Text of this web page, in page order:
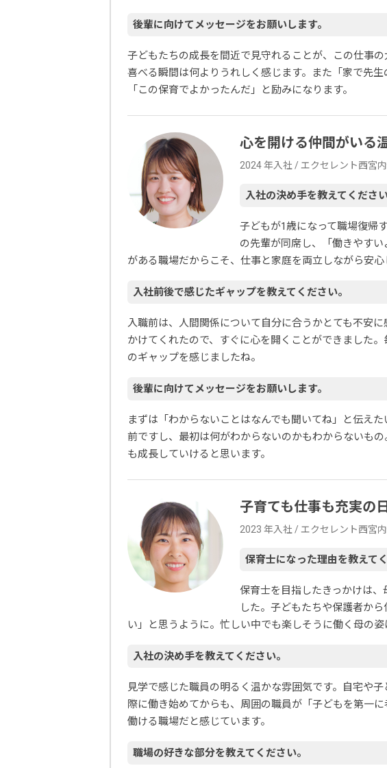
後輩に向けてメッセージをお願いします。
子どもたちの成長を間近で見守れることが、この仕事
喜べる瞬間は何よりうれしく感じます。また「家で先
「この保育でよかったんだ」と励みになります。
心を開ける仲間がいる
2024 年入社 / エクセレント西宮
入社の決め手を教えてください
子どもが1歳になって職場復帰
の先輩が同席し、「働きやす
がある職場だからこそ、仕事と家庭を両立しながら安心
入社前後で感じたギャップを教えてください。
入職前は、人間関係について自分に合うかとても不安
かけてくれたので、すぐに心を開くことができました
のギャップを感じましたね。
後輩に向けてメッセージをお願いします。
まずは「わからないことはなんでも聞いてね」と伝え
前ですし、最初は何がわからないのかもわからないも
も成長していけると思います。
子育ても仕事も充実の
2023 年入社 / エクセレント西宮
保育士になった理由を教えてく
保育士を目指したきっかけは
した。子どもたちや保護者か
い」と思うように。忙しい中でも楽しそうに働く母の姿
入社の決め手を教えてください。
見学で感じた職員の明るく温かな雰囲気です。自宅や
際に働き始めてからも、周囲の職員が「子どもを第一
働ける職場だと感じています。
職場の好きな部分を教えてください。